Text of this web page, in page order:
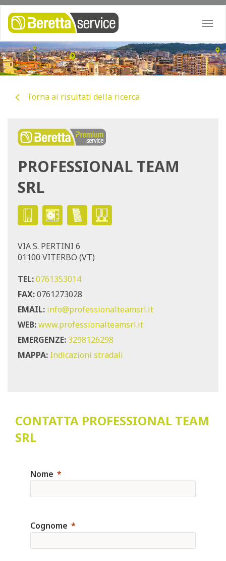
Torna ai risultati della ricerca
PROFESSIONAL TEAM
SRL
VIA S. PERTINI 6
01100 VITERBO (VT)
TEL:0761353014
FAX:0761273028
EMAIL: info@professionalteamsrl.it
WEB:www.professionalteamsrl.it
EMERGENZE: 3298126298
MAPPA: Indicazioni stradali
CONTATTA PROFESSIONAL TEAM
SRL
Nome
Cognome